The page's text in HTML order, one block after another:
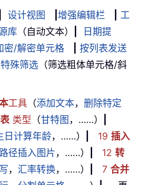
设计视图 增强编辑栏
工
库 （自动文本）
日期提
密/解密单元格
按列表发送
特殊筛选 （筛选粗体单元格/斜
工具 （添加文本， 删除特定
类型 （甘特图 ，……）
日计算年龄，……） 19 插入
径插入图片，……） 12 转
， 汇率转换，……） 7 合并